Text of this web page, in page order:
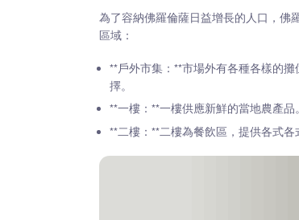
為了容納佛羅倫薩日益增長的人口，佛
區域：
**戶外市集：**市場外有各種各樣的
擇。
**一樓：**一樓供應新鮮的當地農產
**二樓：**二樓為餐飲區，提供各式各